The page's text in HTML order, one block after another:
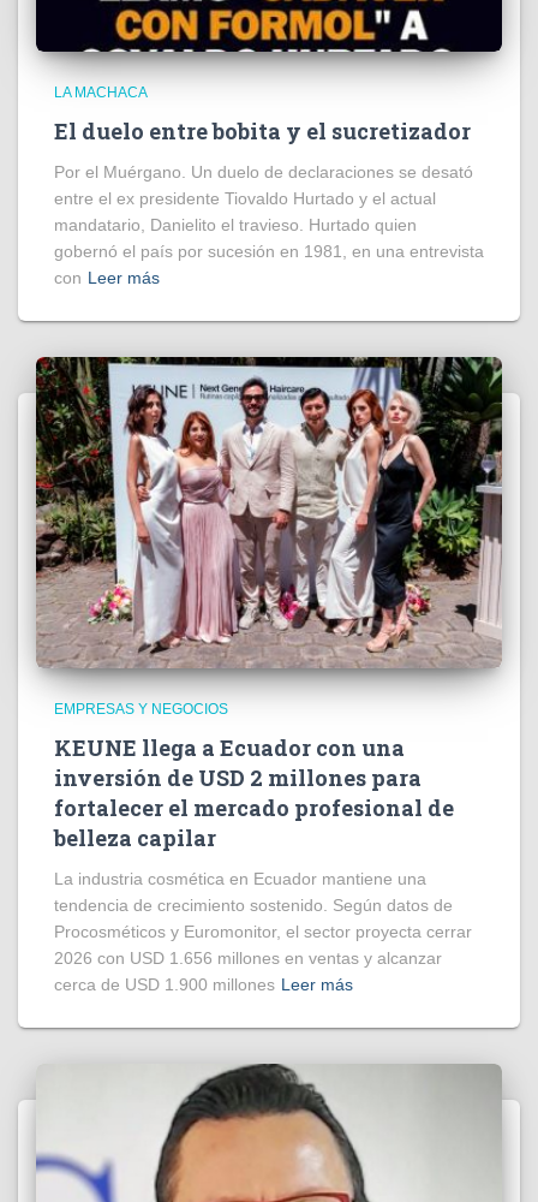
LA MACHACA
El duelo entre bobita y el sucretizador
Por el Muérgano. Un duelo de declaraciones se desató
entre el ex presidente Tiovaldo Hurtado y el actual
mandatario, Danielito el travieso. Hurtado quien
gobernó el país por sucesión en 1981, en una entrevista
con Leer más
EMPRESAS Y NEGOCIOS
KEUNE llega a Ecuador con una
inversión de USD 2 millones para
fortalecer el mercado profesional de
belleza capilar
La industria cosmética en Ecuador mantiene una
tendencia de crecimiento sostenido. Según datos de
Procosméticos y Euromonitor, el sector proyecta cerrar
2026 con USD 1.656 millones en ventas y alcanzar
cerca de USD 1.900 millones Leer más